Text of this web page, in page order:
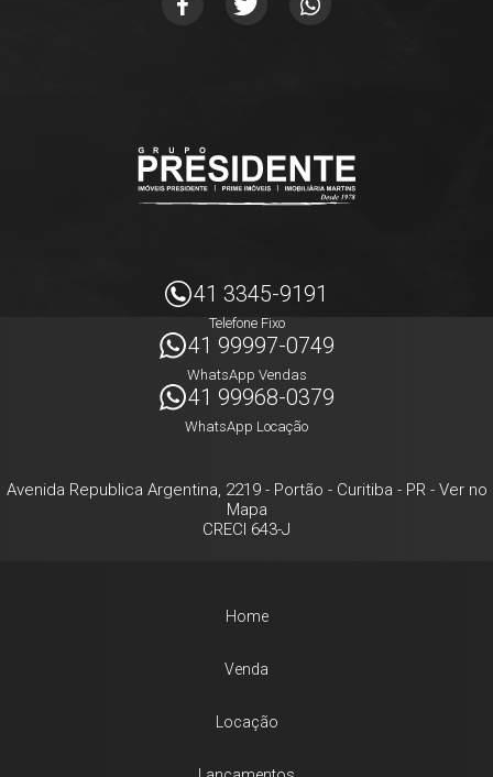
41 3345-9191
Telefone Fixo
41 99997-0749
WhatsApp Vendas
41 99968-0379
WhatsApp Locação
Avenida Republica Argentina, 2219- Portão - Curitiba - PR- Ver no
Mapa
CRECI 643-J
Home
Venda
Locação